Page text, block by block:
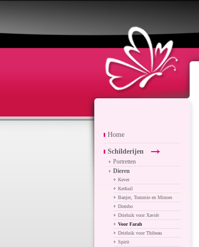
Home
Schilderijen
Portretten
Dieren
Kever
Kerkuil
Banjer, Tommie en Minoes
Dombo
Drieluik voor Xaviér
Voor Farah
Drieluik voor Thibeau
Spirit